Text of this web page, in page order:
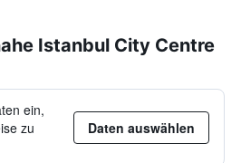
Istanbul City Centre
ein,
zu
Daten auswählen